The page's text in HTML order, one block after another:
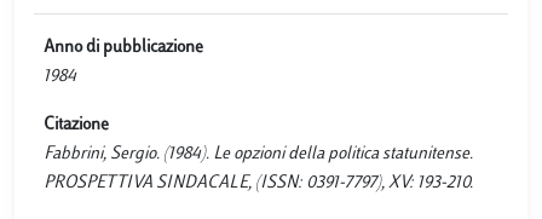
Anno di pubblicazione
1984
Citazione
Fabbrini, Sergio. (1984). Le opzioni della politica statunitense.
PROSPETTIVA SINDACALE, (ISSN: 0391-7797), XV: 193-210.